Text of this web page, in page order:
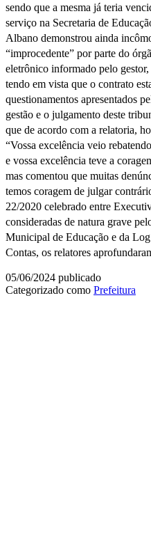
sendo que a mesma já teria
serviço na Secretaria de
Albano demonstrou ainda
“improcedente” por parte do
eletrônico informado pelo
tendo em vista que o contrato
questionamentos apresentados
gestão e o julgamento deste
que de acordo com a relatoria,
“Vossa excelência veio
e vossa excelência teve a
mas comentou que muitas
temos coragem de julgar
22/2020 celebrado entre
consideradas de natura grave
Municipal de Educação e da
Contas, os relatores
05/06/2024 publicado
Categorizado como Prefeitura